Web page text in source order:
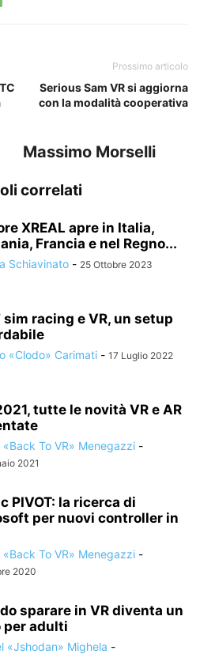
Prossimo articolo
Serious Sam VR si aggiorna
con la modalità cooperativa
Massimo Morselli
correlati
XREAL apre in Italia,
Francia e nel Regno...
Schiavinato - 25 Ottobre 2023
sim racing e VR, un setup
«Clodo» Carimati - 17 Luglio 2022
tutte le novità VR e AR
«Back To VR» Menegazzi -
2021
PIVOT: la ricerca di
per nuovi controller in
«Back To VR» Menegazzi -
2020
sparare in VR diventa un
per adulti
«Jshodan» Mighela -